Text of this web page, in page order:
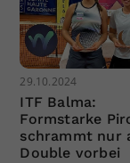
29.10.2024
ITF Balma:
Formstarke
schrammt nur
Double vorbei